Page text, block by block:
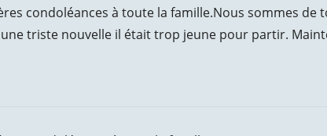
condoléances à toute la famille.Nous sommes
triste nouvelle il était trop jeune pour partir.